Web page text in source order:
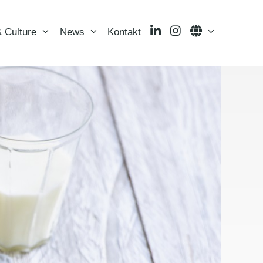
Culture News Kontakt LinkedInInstagramLanguage